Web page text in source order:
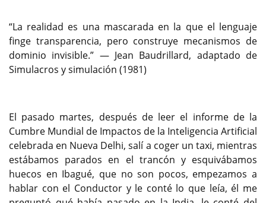
“La realidad es una mascarada en la que el lenguaje
finge transparencia, pero construye mecanismos de
dominio invisible.” — Jean Baudrillard, adaptado de
Simulacros y simulación (1981)
El pasado martes, después de leer el informe de la
Cumbre Mundial de Impactos de la Inteligencia Artificial
celebrada en Nueva Delhi, salí a coger un taxi, mientras
estábamos parados en el trancón y esquivábamos
huecos en Ibagué, que no son pocos, empezamos a
hablar con el Conductor y le conté lo que leía, él me